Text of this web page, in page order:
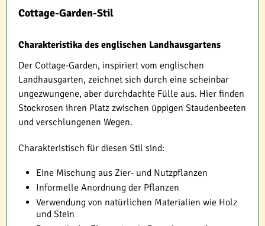
Cottage-Garden-Stil
Charakteristika des englischen Landhausgartens
Der Cottage-Garden, inspiriert vom englischen
Landhausgarten, zeichnet sich durch eine scheinbar
ungezwungene, aber durchdachte Fülle aus. Hier finden
Stockrosen ihren Platz zwischen üppigen Staudenbeeten
und verschlungenen Wegen.
Charakteristisch für diesen Stil sind:
Eine Mischung aus Zier- und Nutzpflanzen
Informelle Anordnung der Pflanzen
Verwendung von natürlichen Materialien wie Holz
und Stein